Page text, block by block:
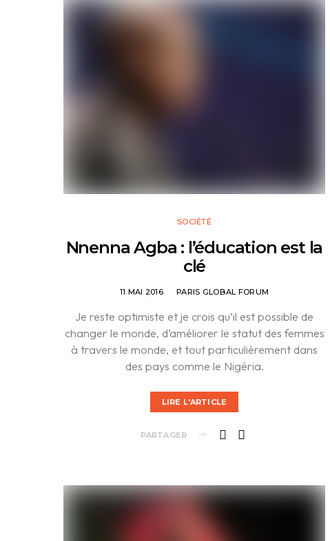
SOCIÉTÉ
Nnenna Agba : l’éducation est la
clé
11 MAI 2016 PARIS GLOBAL FORUM
Je reste optimiste et je crois qu’il est possible de
changer le monde, d’améliorer le statut des femmes
à travers le monde, et tout particulièrement dans
des pays comme le Nigéria.
LIRE L'ARTICLE
PARTAGER